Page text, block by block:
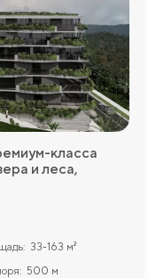
класса
и леса,
33-163 м²
500 м